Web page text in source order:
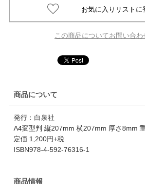
この商品についてお問い合わ
商品について
発行：白泉社
A4変型判 縦207mm 横207mm 厚さ8mm
定価 1,200円+税
ISBN978-4-592-76316-1
商品情報